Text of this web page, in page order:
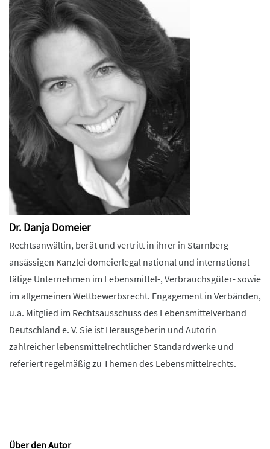
Dr. Danja Domeier
Rechtsanwältin, berät und vertritt in ihrer in Starnberg
ansässigen Kanzlei domeierlegal national und international
tätige Unternehmen im Lebensmittel-, Verbrauchsgüter- sowie
im allgemeinen Wettbewerbsrecht. Engagement in Verbänden,
u.a. Mitglied im Rechtsausschuss des Lebensmittelverband
Deutschland e. V. Sie ist Herausgeberin und Autorin
zahlreicher lebensmittelrechtlicher Standardwerke und
referiert regelmäßig zu Themen des Lebensmittelrechts.
Über den Autor